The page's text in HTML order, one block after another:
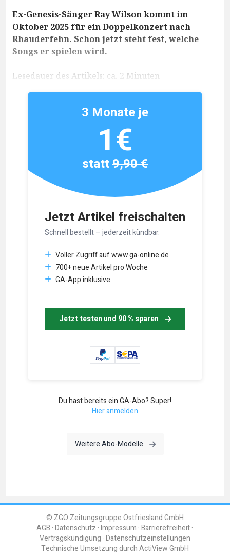
Ex-Genesis-Sänger Ray Wilson kommt im
Oktober 2025 für ein Doppelkonzert nach
Rhauderfehn. Schon jetzt steht fest, welche
Songs er spielen wird.
Lesedauer des Artikels: ca. 2 Minuten
Jetzt Artikel freischalten
Schnell bestellt – jederzeit kündbar.
Voller Zugriff auf www.ga-online.de
700+ neue Artikel pro Woche
GA-App inklusive
Jetzt testen und 90 % sparen
3 Monate je
1€
statt9,90 €
Du hast bereits ein GA-Abo? Super!
Hier anmelden
Weitere Abo-Modelle
© ZGO Zeitungsgruppe Ostfriesland GmbH
AGB Datenschutz Impressum Barrierefreiheit
Vertragskündigung Datenschutzeinstellungen
Technische Umsetzung durchActiView GmbH